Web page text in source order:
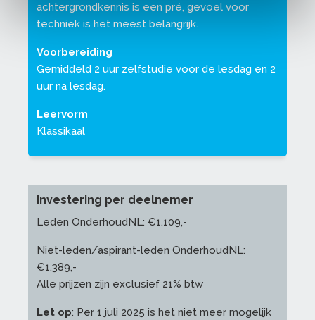
achtergrondkennis is een pré, gevoel voor
techniek is het meest belangrijk.
Voorbereiding
Gemiddeld 2 uur zelfstudie voor de lesdag en 2
uur na lesdag.
Leervorm
Klassikaal
Investering per deelnemer
Leden OnderhoudNL: €1.109,-
Niet-leden/aspirant-leden OnderhoudNL:
€1.389,-
Alle prijzen zijn exclusief 21% btw
Let op: Per 1 juli 2025 is het niet meer mogelijk